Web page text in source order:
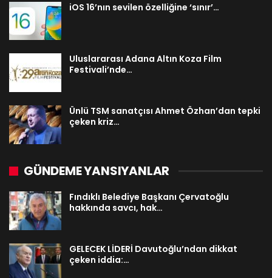
iOS 16’nın sevilen özelliğine ‘sınır’…
Uluslararası Adana Altın Koza Film
Festivali’nde…
Ünlü TSM sanatçısı Ahmet Özhan’dan tepki
çeken kriz…
GÜNDEME YANSIYANLAR
Fındıklı Belediye Başkanı Çervatoğlu
hakkında savcı, hak…
GELECEK LİDERİ Davutoğlu’ndan dikkat
çeken iddia:…